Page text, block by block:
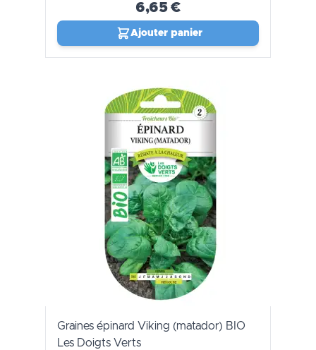
6,65 €
Ajouter panier
Graines épinard Viking (matador) BIO
Les Doigts Verts